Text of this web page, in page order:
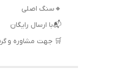
🔸سنگ اصلی
📬با ارسال رایگان
🛒 جهت مشاوره و